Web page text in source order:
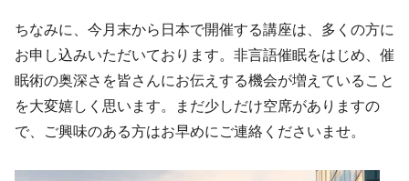
ちなみに、今月末から日本で開催する講座は、多くの方に
お申し込みいただいております。非言語催眠をはじめ、催
眠術の奥深さを皆さんにお伝えする機会が増えていること
を大変嬉しく思います。まだ少しだけ空席がありますの
で、ご興味のある方はお早めにご連絡くださいませ。